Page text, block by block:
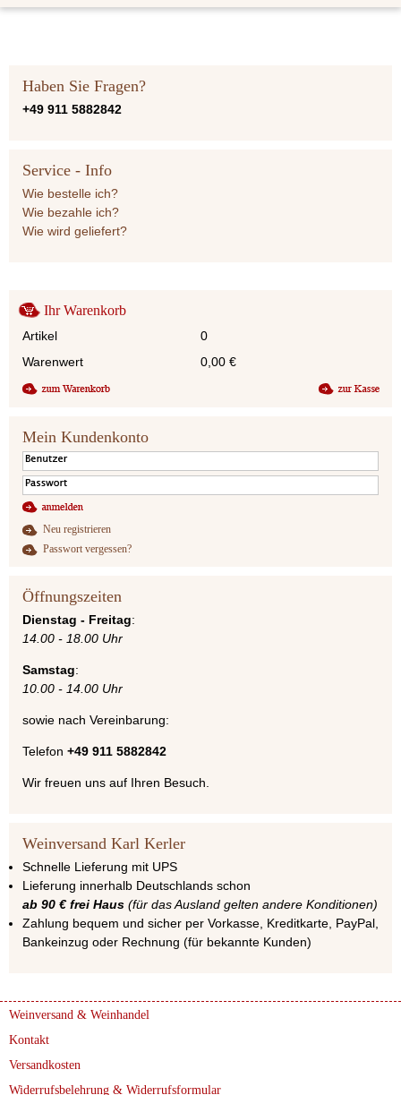
Haben Sie Fragen?
+49 911 5882842
Service - Info
Wie bestelle ich?
Wie bezahle ich?
Wie wird geliefert?
Ihr Warenkorb
Artikel
0
Warenwert
0,00 €
Mein Kundenkonto
Neu registrieren
Passwort vergessen?
Öffnungszeiten
Dienstag - Freitag:
14.00 - 18.00 Uhr
Samstag:
10.00 - 14.00 Uhr
sowie nach Vereinbarung:
Telefon +49 911 5882842
Wir freuen uns auf Ihren Besuch.
Weinversand Karl Kerler
Schnelle Lieferung mit UPS
Lieferung innerhalb Deutschlands schon
ab 90 € frei Haus (für das Ausland gelten andere Konditionen)
Zahlung bequem und sicher per Vorkasse, Kreditkarte, PayPal,
Bankeinzug oder Rechnung (für bekannte Kunden)
Weinversand & Weinhandel
Kontakt
Versandkosten
Widerrufsbelehrung & Widerrufsformular